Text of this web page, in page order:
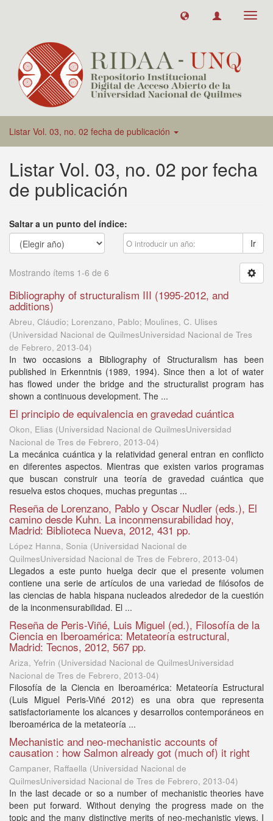
Listar Vol. 03, no. 02 fecha de publicación
Listar Vol. 03, no. 02 por fecha
de publicación
Saltar a un punto del índice:
Ir
Mostrando ítems 1-6 de 6
Bibliography of structuralism III (1995-2012, and
additions)
Abreu, Cláudio; Lorenzano, Pablo; Moulines, C. Ulises
(Universidad Nacional de QuilmesUniversidad Nacional de Tres
de Febrero, 2013-04)
In two occasions a Bibliography of Structuralism has been
published in Erkenntnis (1989, 1994). Since then a lot of water
has flowed under the bridge and the structuralist program has
shown a continuous development. The ...
El principio de equivalencia en gravedad cuántica
Okon, Elias (Universidad Nacional de QuilmesUniversidad
Nacional de Tres de Febrero, 2013-04)
La mecánica cuántica y la relatividad general entran en conflicto
en diferentes aspectos. Mientras que existen varios programas
que buscan construir una teoría de gravedad cuántica que
resuelva estos choques, muchas preguntas ...
Reseña de Lorenzano, Pablo y Oscar Nudler (eds.), El
camino desde Kuhn. La inconmensurabilidad hoy,
Madrid: Biblioteca Nueva, 2012, 431 pp.
López Hanna, Sonia (Universidad Nacional de
QuilmesUniversidad Nacional de Tres de Febrero, 2013-04)
Llegados a este punto huelga decir que el presente volumen
contiene una serie de artículos de una variedad de filósofos de
las ciencias de habla hispana nucleados alrededor de la cuestión
de la inconmensurabilidad. El ...
Reseña de Peris-Viñé, Luis Miguel (ed.), Filosofía de la
Ciencia en Iberoamérica: Metateoría estructural,
Madrid: Tecnos, 2012, 567 pp.
Ariza, Yefrin (Universidad Nacional de QuilmesUniversidad
Nacional de Tres de Febrero, 2013-04)
Filosofía de la Ciencia en Iberoamérica: Metateoría Estructural
(Luis Miguel Peris-Viñé 2012) es una obra que representa
satisfactoriamente los alcances y desarrollos contemporáneos en
Iberoamérica de la metateoría ...
Mechanistic and neo-mechanistic accounts of
causation : how Salmon already got (much of) it right
Campaner, Raffaella (Universidad Nacional de
QuilmesUniversidad Nacional de Tres de Febrero, 2013-04)
In the last decade or so a number of mechanistic theories have
been put forward. Without denying the progress made on the
topic and the many distinctive merits of neo-mechanistic views, I